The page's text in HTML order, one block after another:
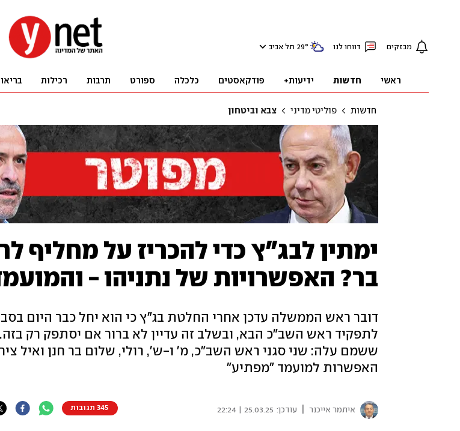
מבזקים דווחו לנו 29° תל אביב
ראשי חדשות ידיעות+ פודקאסטים כלכלה ספורט תרבות רכילות
חדשות פוליטי מדיני צבא וביטחון
ימתין לבג"ץ כדי להכריז על מחליף
בר? האפשרויות של נתניהו -
דובר ראש הממשלה עדכן אחרי החלטת בג"ץ כי הוא יחל כבר היום
לתפקיד ראש השב"כ הבא, ובשלב זה עדיין לא ברור אם יסתפק רק
ששמם עלה: שני סגני ראש השב"כ, מ' ו-ש', רולי, שלום בר חנן ואיל ציר
האפשרות למועמד "מפתיע"
איתמר אייכנר עודכן: 25.03.25 | 22:24 345 תגובות